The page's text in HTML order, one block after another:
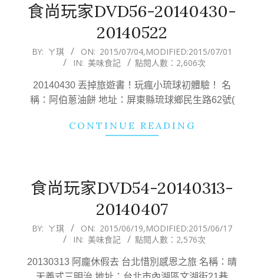
食尚玩家DVD56-20140430-
20140522
2015-
04
BY: ㄚ琪 ON: 2015/07/04,MODIFIED:2015/07/01
IN: 美味食記 點閱人數：2,606次
20140430 丟掉旅遊書！玩瘋小琉球初體驗！ 名
稱：阿伯蔥油餅 地址：屏東縣琉球鄉民生路62號(
CONTINUE READING
食尚玩家DVD54-20140313-
20140407
2015-
19
BY: ㄚ琪 ON: 2015/06/19,MODIFIED:2015/06/17
IN: 美味食記 點閱人數：2,576次
20130313 阿龐休假去 台北惜別感恩之旅 名稱：晴